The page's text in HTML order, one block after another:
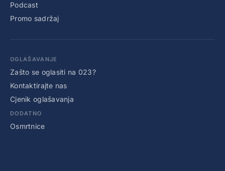
Podcast
Promo sadržaj
OGLAŠAVANJE
Zašto se oglasiti na 023?
Kontaktirajte nas
Cjenik oglašavanja
DODATNO
Osmrtnice